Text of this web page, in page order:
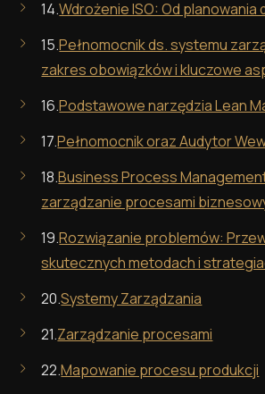
14.Wdrożenie ISO: Od
15.Pełnomocnik ds. systemu
zakres obowiązków i kluczowe
16.Podstawowe narzędzia Lean
17.Pełnomocnik oraz Audytor
18.Business Process
zarządzanie procesami
19.Rozwiązanie problemów:
skutecznych metodach i
20.Systemy Zarządzania
21.Zarządzanie procesami
22.Mapowanie procesu produkcji